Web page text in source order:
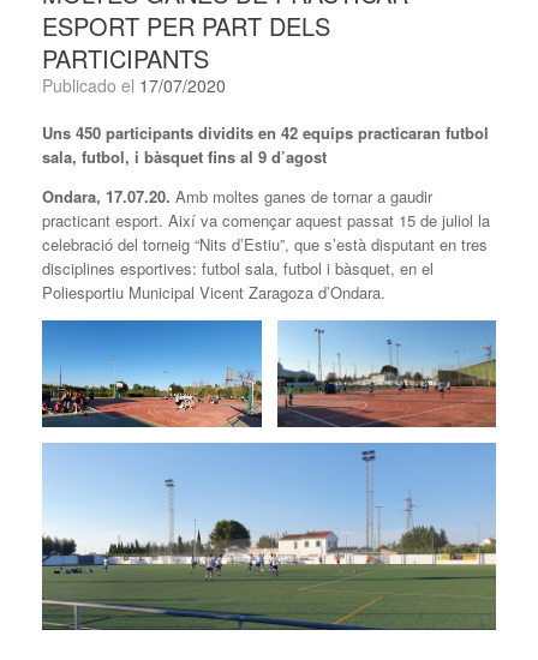
ESPORT PER PART DELS
PARTICIPANTS
Publicado el 17/07/2020
Uns 450 participants dividits en 42 equips practicaran futbol
sala, futbol, i bàsquet fins al 9 d’agost
Ondara, 17.07.20. Amb moltes ganes de tornar a gaudir
practicant esport. Així va començar aquest passat 15 de juliol la
celebració del torneig “Nits d’Estiu”, que s’està disputant en tres
disciplines esportives: futbol sala, futbol i bàsquet, en el
Poliesportiu Municipal Vicent Zaragoza d’Ondara.